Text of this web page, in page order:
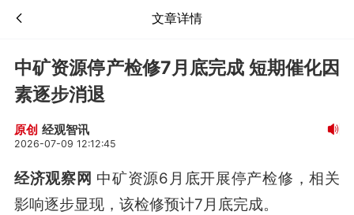
文章详情
中矿资源停产检修7月底完成 短期催化因
素逐步消退
原创 经观智讯
2026-07-09 12:12:45
经济观察网 中矿资源6月底开展停产检修，相关
影响逐步显现，该检修预计7月底完成。